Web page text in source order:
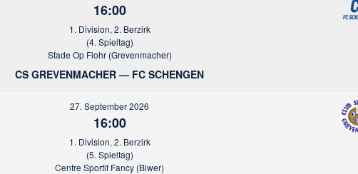
16:00
1. Division, 2. Berzirk
(4. Spieltag)
Stade Op Flohr (Grevenmacher)
CS GREVENMACHER — FC SCHENGEN
27. September 2026
16:00
1. Division, 2. Berzirk
(5. Spieltag)
Centre Sportif Fancy (Biwer)